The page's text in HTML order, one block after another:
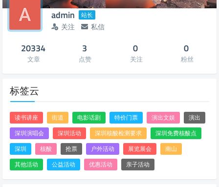
admin 站长
关注 私信
20334
文章
3
点赞
0
关注
0
粉丝
标签云
读书讲座 街道 电影话剧 特价门票 演出文娱
演出
深圳演唱会
深圳活动 深圳核酸检测要求
深圳免费核酸点
深圳
核酸 抢票 户外活动 展览展会
南山
其他活动
公益活动 优惠活动 亲子活动